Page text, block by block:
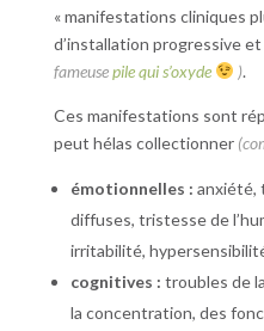
« manifestations cliniques
d’installation progressive
fameusepile qui s’oxyde ).
Ces manifestations sont
peut hélas collectionner
émotionnelles : anxiété,
diffuses, tristesse de
irritabilité,
cognitives : troubles de
la concentration, des